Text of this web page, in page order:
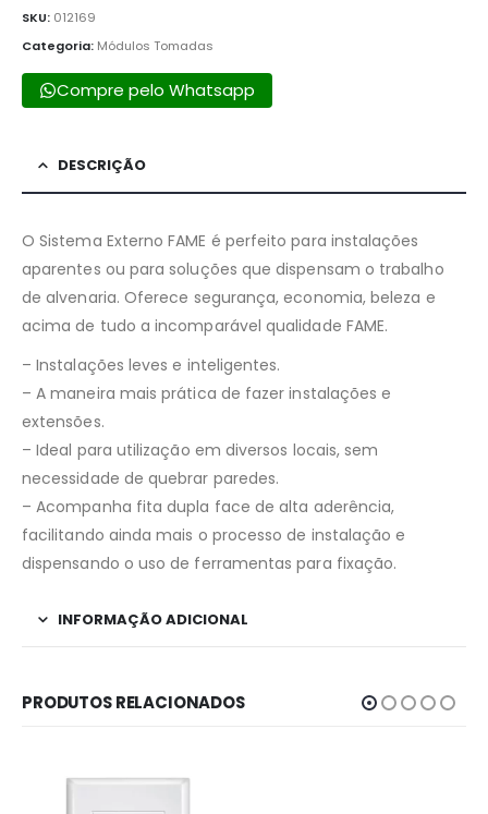
SKU: 012169
Categoria: Módulos Tomadas
Compre pelo Whatsapp
DESCRIÇÃO
O Sistema Externo FAME é perfeito para instalações
aparentes ou para soluções que dispensam o trabalho
de alvenaria. Oferece segurança, economia, beleza e
acima de tudo a incomparável qualidade FAME.
– Instalações leves e inteligentes.
– A maneira mais prática de fazer instalações e
extensões.
– Ideal para utilização em diversos locais, sem
necessidade de quebrar paredes.
– Acompanha fita dupla face de alta aderência,
facilitando ainda mais o processo de instalação e
dispensando o uso de ferramentas para fixação.
INFORMAÇÃO ADICIONAL
PRODUTOS RELACIONADOS